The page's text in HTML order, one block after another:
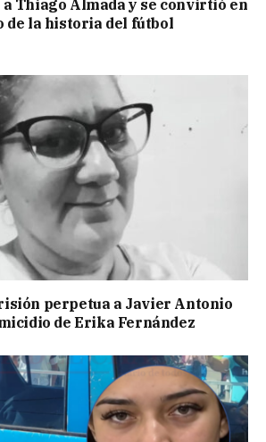
Thiago Almada y se convirtió en
de la historia del fútbol
perpetua a Javier Antonio
de Erika Fernández